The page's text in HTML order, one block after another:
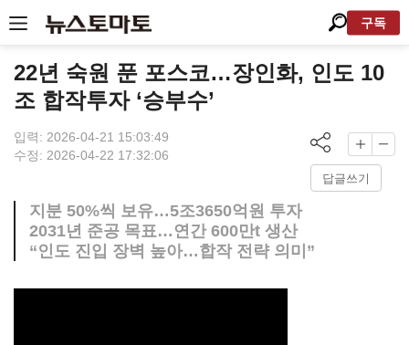
구독
22년 숙원 푼 포스코…장인화, 인도 10
조 합작투자 ‘승부수’
입력: 2026-04-21 15:03:49
수정: 2026-04-22 17:32:06
답글쓰기
지분 50%씩 보유…5조3650억원 투자
2031년 준공 목표…연간 600만t 생산
“인도 진입 장벽 높아…합작 전략 의미”